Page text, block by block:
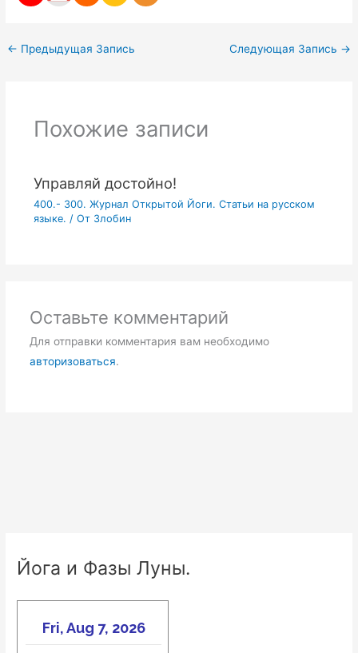
← Предыдущая Запись Следующая Запись →
Похожие записи
Управляй достойно!
400.- 300. Журнал Открытой Йоги. Статьи на русском
языке. / От Злобин
Оставьте комментарий
Для отправки комментария вам необходимо
авторизоваться.
Йога и Фазы Луны.